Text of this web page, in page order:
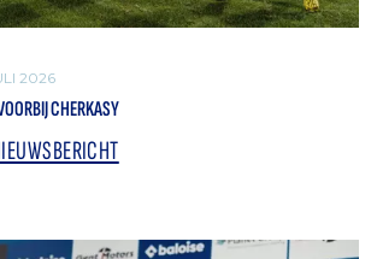
2026
CHERKASY